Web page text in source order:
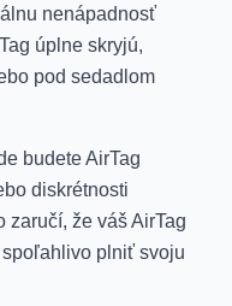
nenápadnosť
úplne skryjú,
pod sedadlom
budete AirTag
diskrétnosti
zaručí, že váš AirTag
plniť svoju